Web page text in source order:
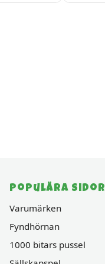
Populära sidor
Varumärken
Fyndhörnan
1000 bitars pussel